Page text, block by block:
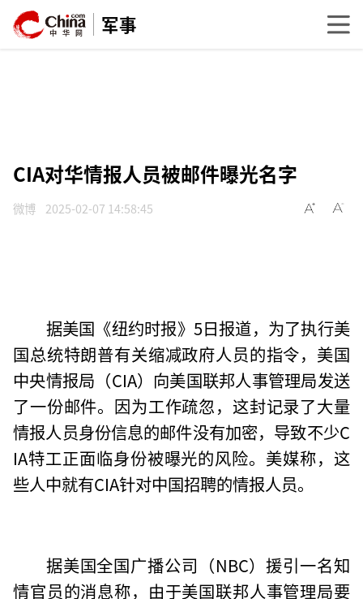
军事
CIA对华情报人员被邮件曝光名字
微博 2025-02-07 14:58:45
据美国《纽约时报》5日报道，为了执行美
国总统特朗普有关缩减政府人员的指令，美国
中央情报局（CIA）向美国联邦人事管理局发送
了一份邮件。因为工作疏忽，这封记录了大量
情报人员身份信息的邮件没有加密，导致不少C
IA特工正面临身份被曝光的风险。美媒称，这
些人中就有CIA针对中国招聘的情报人员。
据美国全国广播公司（NBC）援引一名知
情官员的消息称，由于美国联邦人事管理局要